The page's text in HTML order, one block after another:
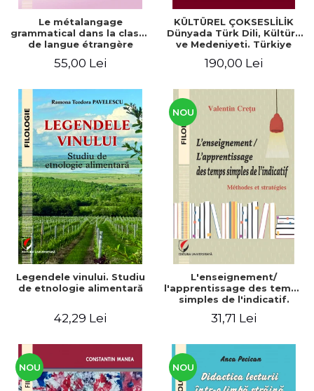
Le métalangage
grammatical dans la classe
de langue étrangère
55,00 Lei
KÜLTÜREL ÇOKSESLİLİK
Dünyada Türk Dili, Kültürü
ve Medeniyeti. Türkiye
Armağan/ POLIFONII
și civilizația turcă în lume.
Centenarului
190,00 Lei
Legendele vinului. Studiu
de etnologie alimentară
42,29 Lei
NOU
L'enseignement/
l'apprentissage des temps
simples de l'indicatif.
31,71 Lei
NOU NOU